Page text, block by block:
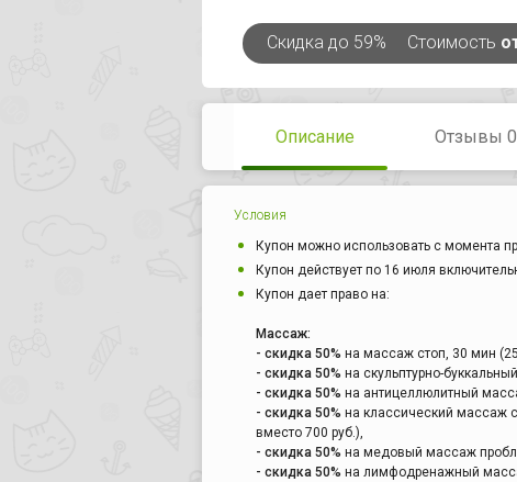
Скидка до 59% Стоимость
Описание Отзывы 0
Условия
Купон можно использовать с момента
Купон действует по 16 июля
Купон дает право на:
Массаж:
- скидка 50% на массаж стоп, 30 мин
- скидка 50% на скульптурно-
- скидка 50% на антицеллюлитный
- скидка 50% на классический массаж
вместо 700 руб.),
- скидка 50% на медовый массаж
- скидка 50% на лимфодренажный